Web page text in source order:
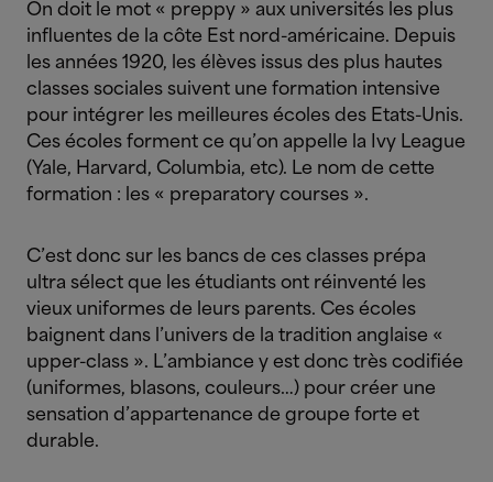
On doit le mot « preppy » aux universités les plus
influentes de la côte Est nord-américaine. Depuis
les années 1920, les élèves issus des plus hautes
classes sociales suivent une formation intensive
pour intégrer les meilleures écoles des Etats-Unis.
Ces écoles forment ce qu’on appelle la Ivy League
(Yale, Harvard, Columbia, etc). Le nom de cette
formation : les « preparatory courses ».
C’est donc sur les bancs de ces classes prépa
ultra sélect que les étudiants ont réinventé les
vieux uniformes de leurs parents. Ces écoles
baignent dans l’univers de la tradition anglaise «
upper-class ». L’ambiance y est donc très codifiée
(uniformes, blasons, couleurs…) pour créer une
sensation d’appartenance de groupe forte et
durable.